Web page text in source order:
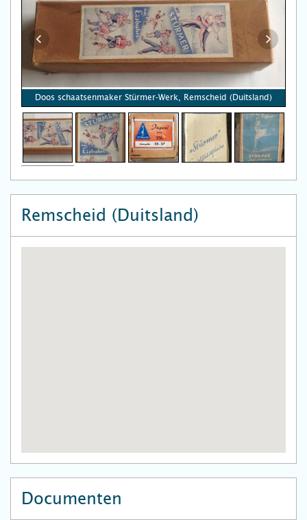
Doos schaatsenmaker Stürmer-Werk, Remscheid (Duitsland)
Remscheid (Duitsland)
Documenten